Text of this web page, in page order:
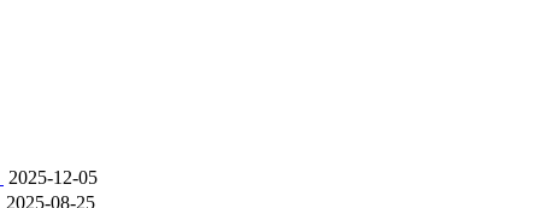
2025-12-05
2025-08-25